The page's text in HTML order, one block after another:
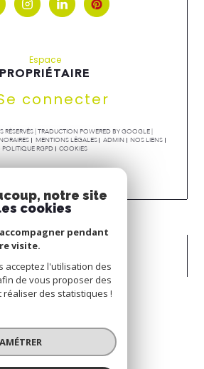
Espace
PROPRIÉTAIRE
connecter
RÉSERVÉS | TRADUCTION POWERED BY GOOGLE |
MENTIONS LÉGALES ADMIN
NOS LIENS
POLITIQUE RGPD
COOKIES
notre site
cookies
pendant
visite.
acceptez l'utilisation des
de vous proposer des
des statistiques !